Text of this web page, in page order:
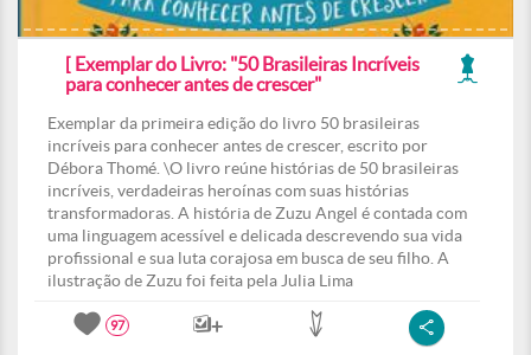
[ Exemplar do Livro: "50 Brasileiras Incríveis
para conhecer antes de crescer"
Exemplar da primeira edição do livro 50 brasileiras
incríveis para conhecer antes de crescer, escrito por
Débora Thomé. \O livro reúne histórias de 50 brasileiras
incríveis, verdadeiras heroínas com suas histórias
transformadoras. A história de Zuzu Angel é contada com
uma linguagem acessível e delicada descrevendo sua vida
profissional e sua luta corajosa em busca de seu filho. A
ilustração de Zuzu foi feita pela Julia Lima
97